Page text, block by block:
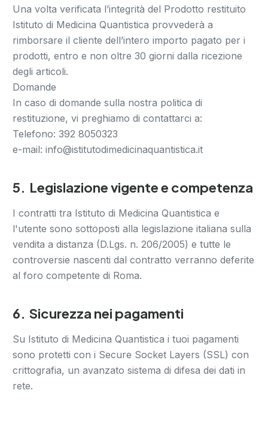
Una volta verificata l’integrità del Prodotto restituito
Istituto di Medicina Quantistica provvederà a
rimborsare il cliente dell’intero importo pagato per i
prodotti, entro e non oltre 30 giorni dalla ricezione
degli articoli.
Domande
In caso di domande sulla nostra politica di
restituzione, vi preghiamo di contattarci a:
Telefono: 392 8050323
e-mail: info@istitutodimedicinaquantistica.it
5. Legislazione vigente e competenza
I contratti tra Istituto di Medicina Quantistica e
l'utente sono sottoposti alla legislazione italiana sulla
vendita a distanza (D.Lgs. n. 206/2005) e tutte le
controversie nascenti dal contratto verranno deferite
al foro competente di Roma.
6. Sicurezza nei pagamenti
Su Istituto di Medicina Quantistica i tuoi pagamenti
sono protetti con i Secure Socket Layers (SSL) con
crittografia, un avanzato sistema di difesa dei dati in
rete.